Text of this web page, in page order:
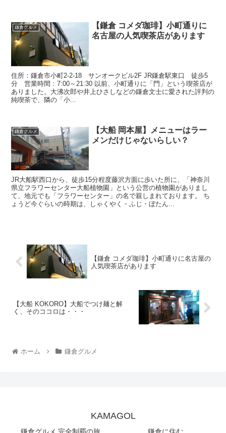
鎌倉グルメ
【鎌倉 コメダ珈琲】小町通りに
名古屋の人気喫茶店があります
住所：鎌倉市小町2-2-18 サンオークビル2F JR鎌倉駅東口 徒歩5
分 営業時間：7:00～21:30 以前、小町通りに「門」という喫茶店が
ありました。大沸次郎や井上ひさしなどの鎌倉文士に愛された評判の
純喫茶で、隣の「小...
鎌倉グルメ
【大船 岡本屋】メニューはラー
メンだけじゃないらしい？
JR大船駅西口から、徒歩15分程度藤沢方面に歩いた所に、「神奈川
県立フラワーセンター大船植物園」という公営の植物園がありまし
て、地元でも「フラワーセンター」の名で親しまれております。 ち
ょうど今ぐらいの時期は、しゃくやく・ふじ・ぼたん...
【鎌倉 コメダ珈琲】小町通りに名古屋の
人気喫茶店があります
【大船 KOKORO】大船でつけ麺と解
く、そのココロは・・・
ホーム 鎌倉グルメ
KAMAGOL
鎌倉グルメ 完全制覇の旅 鎌倉に住む